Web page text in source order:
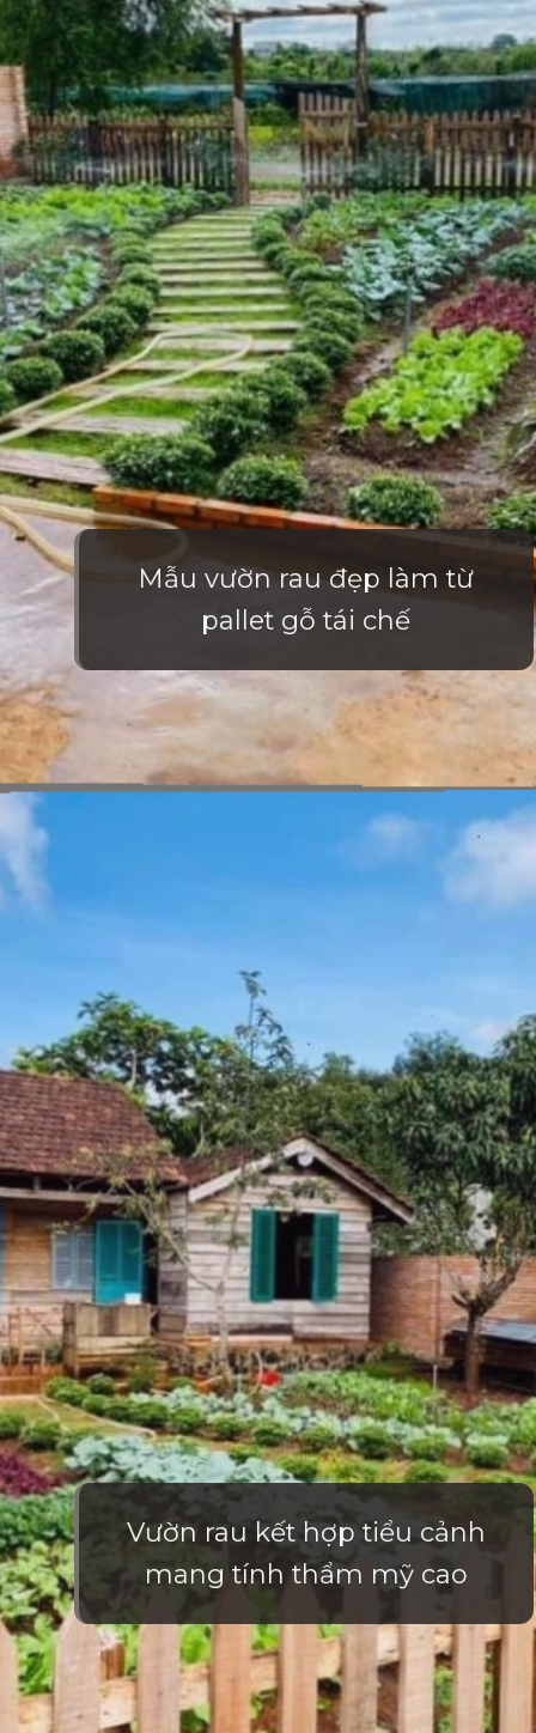
Mẫu vườn rau đẹp làm từ
pallet gỗ tái chế
https://vietnamxua.edu.vn/mau-vuon-rau-dep-tai-nha
Vườn rau kết hợp tiểu cảnh
mang tính thẩm mỹ cao